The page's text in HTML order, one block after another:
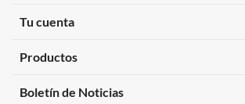
Tu cuenta
Productos
Boletín de Noticias